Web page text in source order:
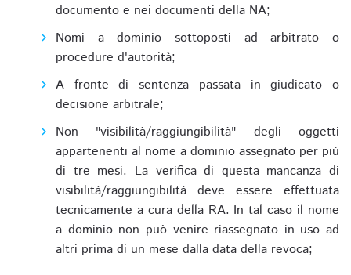
documento e nei documenti della NA;
Nomi a dominio sottoposti ad arbitrato o
procedure d'autorità;
A fronte di sentenza passata in giudicato o
decisione arbitrale;
Non "visibilità/raggiungibilità" degli oggetti
appartenenti al nome a dominio assegnato per più
di tre mesi. La verifica di questa mancanza di
visibilità/raggiungibilità deve essere effettuata
tecnicamente a cura della RA. In tal caso il nome
a dominio non può venire riassegnato in uso ad
altri prima di un mese dalla data della revoca;